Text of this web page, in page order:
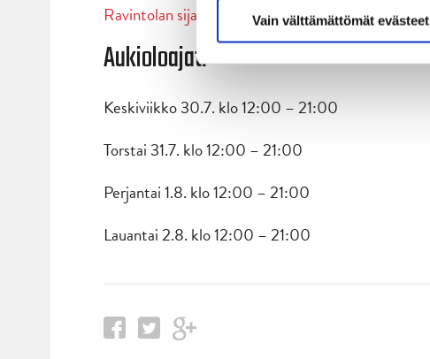
Vain välttämättömät evästeet
Ravintolan sijainti kartalla.
Aukioloajat:
Keskiviikko 30.7. klo 12:00 – 21:00
Torstai 31.7. klo 12:00 – 21:00
Perjantai 1.8. klo 12:00 – 21:00
Lauantai 2.8. klo 12:00 – 21:00